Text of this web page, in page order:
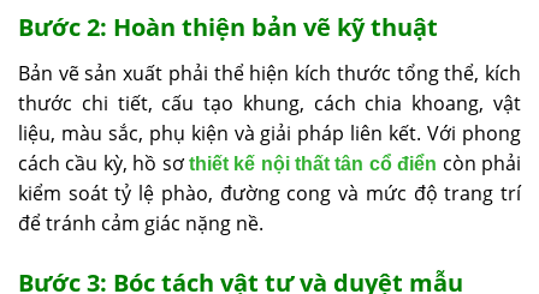
Bước 2: Hoàn thiện bản vẽ kỹ thuật
Bản vẽ sản xuất phải thể hiện kích thước tổng thể, kích
thước chi tiết, cấu tạo khung, cách chia khoang, vật
liệu, màu sắc, phụ kiện và giải pháp liên kết. Với phong
cách cầu kỳ, hồ sơthiết kế nội thất tân cổ điển còn phải
kiểm soát tỷ lệ phào, đường cong và mức độ trang trí
để tránh cảm giác nặng nề.
Bước 3: Bóc tách vật tư và duyệt mẫu